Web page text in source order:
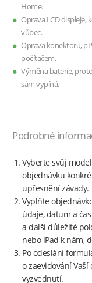
Home.
Oprava LCD displeje,
vůbec.
Oprava konektoru,
počítačem.
Výměna baterie,
sám vypíná.
Podrobné
Vyberte svůj
objednávku
upřesnění závady.
Vyplňte
údaje, datum a
a další důležité
nebo iPad k nám,
Po odeslání
o zaevidování
vyzvednutí.